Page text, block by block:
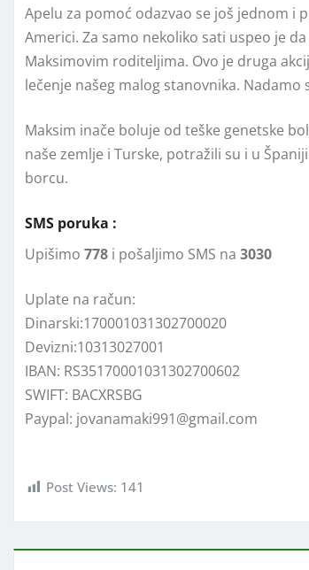
Apelu za pomoć odazvao se još jednom i
Americi. Za samo nekoliko sati uspeo je
Maksimovim roditeljima. Ovo je druga
lečenje našeg malog stanovnika. Nadamo
Maksim inače boluje od teške genetske
naše zemlje i Turske, potražili su i u
borcu.
SMS poruka :
Upišimo 778 i pošaljimo SMS na 3030
Uplate na račun:
Dinarski:170001031302700020
Devizni:10313027001
IBAN: RS35170001031302700602
SWIFT: BACXRSBG
Paypal: jovanamaki991@gmail.com
Post Views: 141